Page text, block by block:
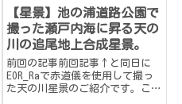
【星景】池の浦道路公園で
撮った瀬戸内海に昇る天の
川の追尾地上合成星景。
前回の記事前回記事↑と同日に
EOR_Raで赤道儀を使用して撮っ
た天の川星景のご紹介です。この